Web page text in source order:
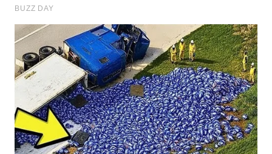
SUMEDANG
WN
CIANJUR
WN
KEPULAUAN
SERIBU
WN